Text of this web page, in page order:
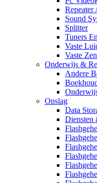
Repeater
Sound
Splitter
Tuners
Vaste
Vaste
Onderwijs &
Andere
Opslag
Data
Diensten